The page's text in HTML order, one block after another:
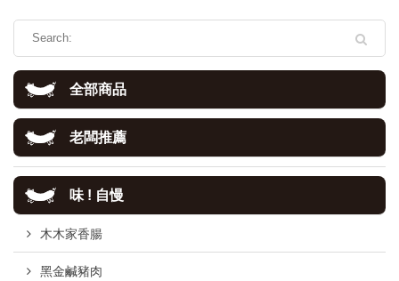
全部商品
老闆推薦
味 ! 自慢
木木家香腸
黑金鹹豬肉